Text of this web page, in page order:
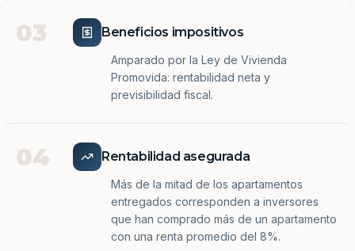
03 Beneficios impositivos
Amparado por la Ley de Vivienda
Promovida: rentabilidad neta y
previsibilidad fiscal.
04 Rentabilidad asegurada
Más de la mitad de los apartamentos
entregados corresponden a inversores
que han comprado más de un apartamento
con una renta promedio del 8%.